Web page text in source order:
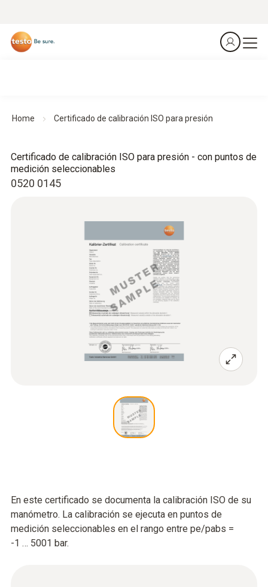
Home Certificado de calibración ISO para presión
0520 0145
Certificado de calibración ISO para presión - con puntos de
medición seleccionables
En este certificado se documenta la calibración ISO de su
manómetro. La calibración se ejecuta en puntos de
medición seleccionables en el rango entre pe/pabs =
-1 … 5001 bar.